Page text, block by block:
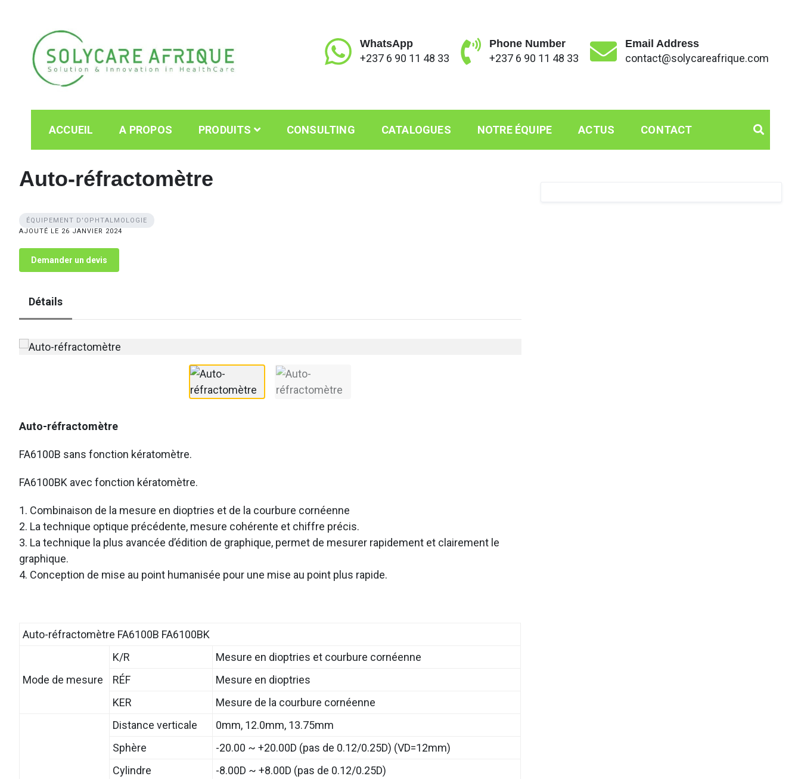
Solycare Afrique
WhatsApp
+237 6 90 11 48 33
Phone Number
+237 6 90 11 48 33
Email Address
contact@solycareafrique.com
ACCUEIL A PROPOS PRODUITS CONSULTING CATALOGUES NOTRE ÉQUIPE ACTUS CONTACT
Auto-réfractomètre
ÉQUIPEMENT D'OPHTALMOLOGIE
AJOUTÉ LE 26 JANVIER 2024
Demander un devis
Détails
Auto-réfractomètre
FA6100B sans fonction kératomètre.
FA6100BK avec fonction kératomètre.
1. Combinaison de la mesure en dioptries et de la courbure cornéenne
2. La technique optique précédente, mesure cohérente et chiffre précis.
3. La technique la plus avancée d’édition de graphique, permet de mesurer rapidement et clairement le
graphique.
4. Conception de mise au point humanisée pour une mise au point plus rapide.
Auto-réfractomètre FA6100B FA6100BK
Mode de mesure
K/R
Mesure en dioptries et courbure cornéenne
RÉF
Mesure en dioptries
KER
Mesure de la courbure cornéenne
Distance verticale
0mm, 12.0mm, 13.75mm
Sphère
-20.00 ~ +20.00D (pas de 0.12/0.25D) (VD=12mm)
Cylindre
-8.00D ~ +8.00D (pas de 0.12/0.25D)